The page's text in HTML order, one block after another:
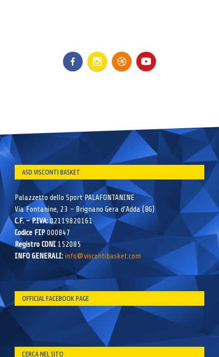
ASD VISCONTI BASKET
Palazzetto dello Sport PALAFONTANINE
Via Fontanine, 23 – Brignano Gera d’Adda (BG)
C.F. – P.IVA:02119820161
Codice FIP000847
Registro CONI 152085
INFO GENERALI: info@viscontibasket.com
OFFICIAL FACEBOOK PAGE
CERCA NEL SITO